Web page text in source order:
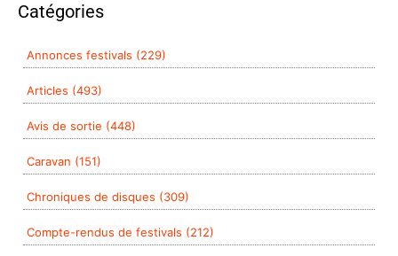
Catégories
Annonces festivals (229)
Articles (493)
Avis de sortie (448)
Caravan (151)
Chroniques de disques (309)
Compte-rendus de festivals (212)